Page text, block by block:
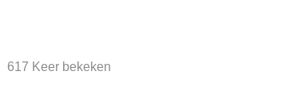
617 Keer bekeken